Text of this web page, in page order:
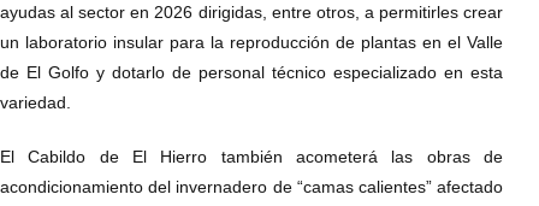
ayudas al sector en 2026 dirigidas, entre otros, a permitirles crear
un laboratorio insular para la reproducción de plantas en el Valle
de El Golfo y dotarlo de personal técnico especializado en esta
variedad.
El Cabildo de El Hierro también acometerá las obras de
acondicionamiento del invernadero de “camas calientes” afectado